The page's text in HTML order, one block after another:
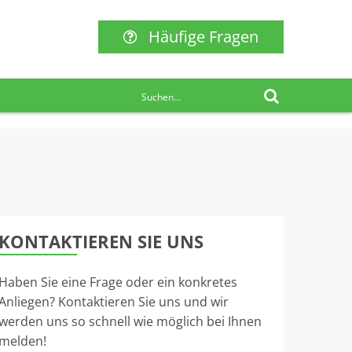
Häufige Fragen
KONTAKTIEREN SIE UNS
Haben Sie eine Frage oder ein konkretes
Kontaktieren Sie uns und wir
uns so schnell wie möglich bei Ihnen
melden!